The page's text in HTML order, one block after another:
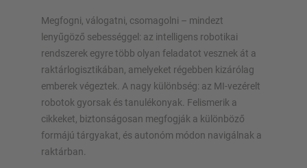
Megfogni, válogatni, csomagolni – mindezt
lenyűgöző sebességgel: az intelligens robotikai
rendszerek egyre több olyan feladatot vesznek át a
raktárlogisztikában, amelyeket régebben kizárólag
emberek végeztek. A nagy különbség: az MI-vezérelt
robotok gyorsak és tanulékonyak. Felismerik a
cikkeket, biztonságosan megfogják a különböző
formájú tárgyakat, és autonóm módon navigálnak a
raktárban.